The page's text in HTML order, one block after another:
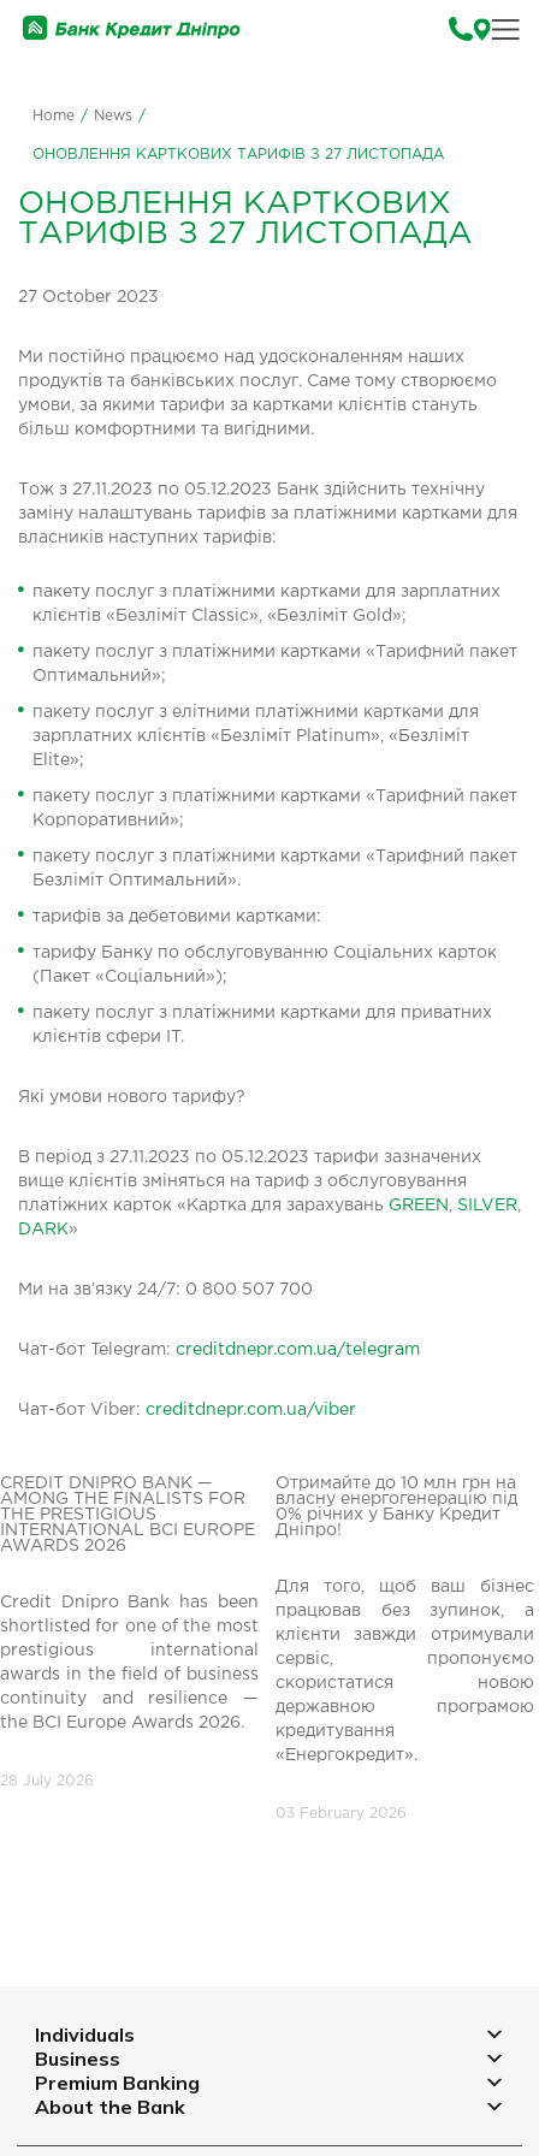
Home / News /
ОНОВЛЕННЯ КАРТКОВИХ ТАРИФІВ З 27 ЛИСТОПАДА
ОНОВЛЕННЯ КАРТКОВИХ
ТАРИФІВ З 27 ЛИСТОПАДА
27 October 2023
Ми постійно працюємо над удосконаленням наших
продуктів та банківських послуг. Саме тому створюємо
умови, за якими тарифи за картками клієнтів стануть
більш комфортними та вигідними.
Тож з 27.11.2023 по 05.12.2023 Банк здійснить технічну
заміну налаштувань тарифів за платіжними картками для
власників наступних тарифів:
пакету послуг з платіжними картками для зарплатних
клієнтів «Безліміт Classic», «Безліміт Gold»;
пакету послуг з платіжними картками «Тарифний пакет
Оптимальний»;
пакету послуг з елітними платіжними картками для
зарплатних клієнтів «Безліміт Platinum», «Безліміт
Elite»;
пакету послуг з платіжними картками «Тарифний пакет
Корпоративний»;
пакету послуг з платіжними картками «Тарифний пакет
Безліміт Оптимальний».
тарифів за дебетовими картками:
тарифу Банку по обслуговуванню Соціальних карток
(Пакет «Соціальний»);
пакету послуг з платіжними картками для приватних
клієнтів сфери IT.
Які умови нового тарифу?
В період з 27.11.2023 по 05.12.2023 тарифи зазначених
вище клієнтів зміняться на тариф з обслуговування
платіжних карток «Картка для зарахувань GREEN SILVER
DАRK»
Ми на зв’язку 24/7: 0 800 507 700
Чат-бот Telegram: creditdnepr.com.ua/telegram
Чaт-бот Viber: creditdnepr.com.ua/viber
CREDIT DNIPRO BANK —
AMONG THE FINALISTS FOR
THE PRESTIGIOUS
INTERNATIONAL BCI EUROPE
AWARDS 2026
Credit Dnipro Bank has been
shortlisted for one of the most
prestigious international
awards in the field of business
continuity and resilience —
the BCI Europe Awards 2026.
28 July 2026
Отримайте до 10 млн грн на
власну енергогенерацію під
0% річних у Банку Кредит
Дніпро!
Для того, щоб ваш бізнес
працював без зупинок, а
клієнти завжди отримували
сервіс, пропонуємо
скористатися новою
державною програмою
кредитування
«Енергокредит».
03 February 2026
Individuals
Deposits
Mortgage
Business
Deposits for business
Small and micro businesses
Premium Banking
Deposits
Payment cards
About the Bank